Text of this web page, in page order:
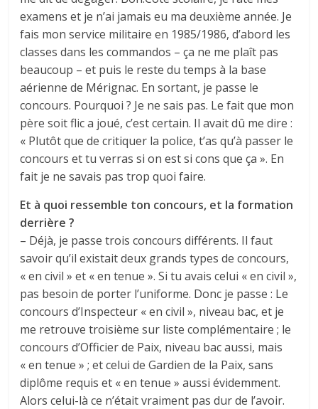
examens et je n’ai jamais eu ma deuxième année. Je
fais mon service militaire en 1985/1986, d’abord les
classes dans les commandos – ça ne me plaît pas
beaucoup – et puis le reste du temps à la base
aérienne de Mérignac. En sortant, je passe le
concours. Pourquoi ? Je ne sais pas. Le fait que mon
père soit flic a joué, c’est certain. Il avait dû me dire :
« Plutôt que de critiquer la police, t’as qu’à passer le
concours et tu verras si on est si cons que ça ». En
fait je ne savais pas trop quoi faire.
Et à quoi ressemble ton concours, et la formation
derrière ?
– Déjà, je passe trois concours différents. Il faut
savoir qu’il existait deux grands types de concours,
« en civil » et « en tenue ». Si tu avais celui « en civil »,
pas besoin de porter l’uniforme. Donc je passe : Le
concours d’Inspecteur « en civil », niveau bac, et je
me retrouve troisième sur liste complémentaire ; le
concours d’Officier de Paix, niveau bac aussi, mais
« en tenue » ; et celui de Gardien de la Paix, sans
diplôme requis et « en tenue » aussi évidemment.
Alors celui-là ce n’était vraiment pas dur de l’avoir.